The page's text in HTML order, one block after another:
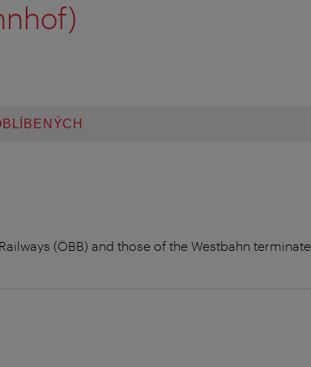
(ÖBB) and those of the Westbahn terminate